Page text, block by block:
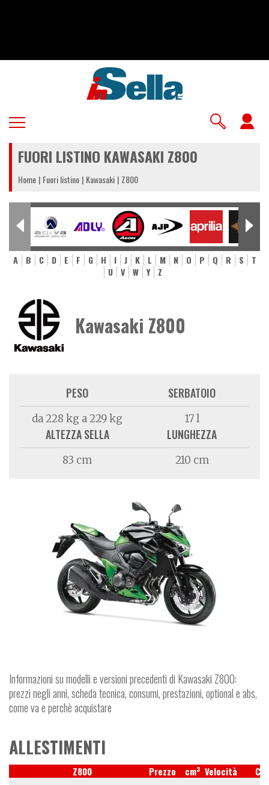
FUORI LISTINO KAWASAKI Z800
Home Fuori listino Kawasaki Z800
A B C D E F G H I J K L M N O P Q R S
T
U
V W Y Z
Kawasaki Z800
PESO
da 228 kg a 229 kg
SERBATOIO
17 l
ALTEZZA SELLA
83 cm
LUNGHEZZA
210 cm
Informazioni su modelli e versioni precedenti di Kawasaki Z800:
prezzi negli anni, scheda tecnica, consumi, prestazioni, optional e abs,
come va e perchè acquistare
ALLESTIMENTI
Z800 Prezzo cm3 Velocità